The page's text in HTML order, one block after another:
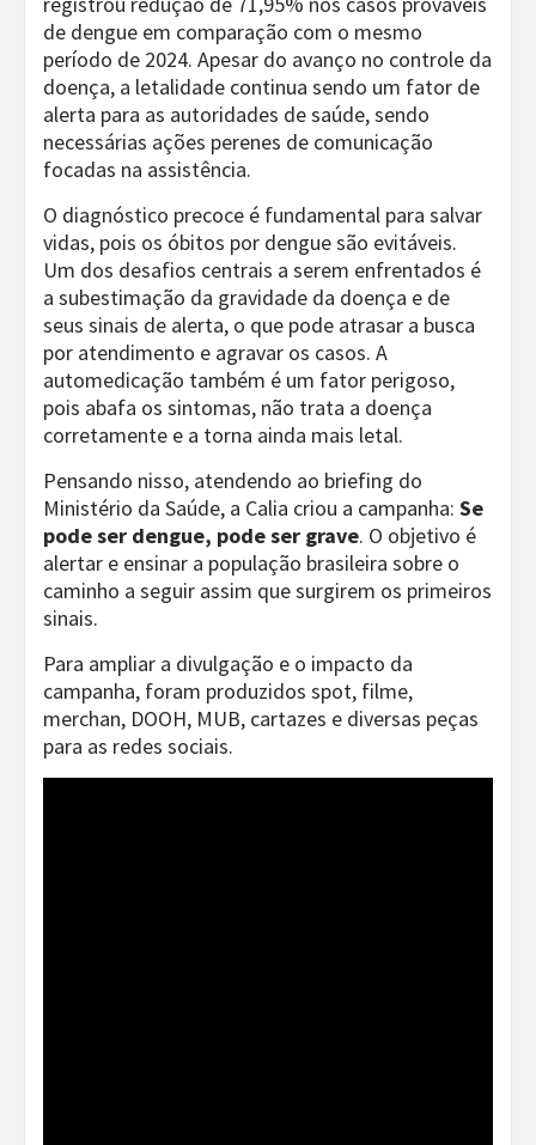
de dengue em comparação com o mesmo
período de 2024. Apesar do avanço no controle da
doença, a letalidade continua sendo um fator de
alerta para as autoridades de saúde, sendo
necessárias ações perenes de comunicação
focadas na assistência.
O diagnóstico precoce é fundamental para salvar
vidas, pois os óbitos por dengue são evitáveis.
Um dos desafios centrais a serem enfrentados é
a subestimação da gravidade da doença e de
seus sinais de alerta, o que pode atrasar a busca
por atendimento e agravar os casos. A
automedicação também é um fator perigoso,
pois abafa os sintomas, não trata a doença
corretamente e a torna ainda mais letal.
Pensando nisso, atendendo ao briefing do
Ministério da Saúde, a Calia criou a campanha: Se
pode ser dengue, pode ser grave. O objetivo é
alertar e ensinar a população brasileira sobre o
caminho a seguir assim que surgirem os primeiros
sinais.
Para ampliar a divulgação e o impacto da
campanha, foram produzidos spot, filme,
merchan, DOOH, MUB, cartazes e diversas peças
para as redes sociais.